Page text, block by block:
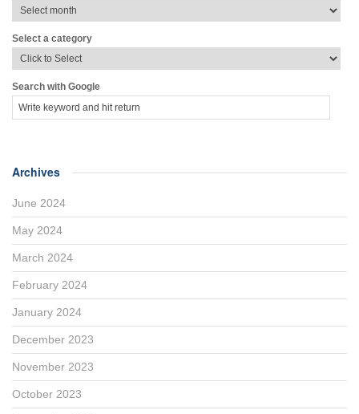
Select a category
Search with Google
Archives
June 2024
May 2024
March 2024
February 2024
January 2024
December 2023
November 2023
October 2023